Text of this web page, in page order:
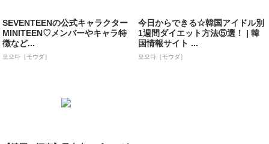
SEVENTEENの公式キャラクター
MINITEEN♡メンバーやキャラ特
徴など...
모으다［モウダ］
今日からできる☆韓国アイドル別
1週間ダイエット方法⑤選！ | 韓
国情報サイト ...
모으다［モウダ］